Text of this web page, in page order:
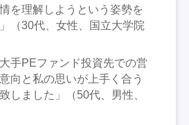
を理解しようという姿勢を
（30代、女性、国立大学院
手PEファンド投資先での営
向と私の思いが上手く合う
しました」（50代、男性、